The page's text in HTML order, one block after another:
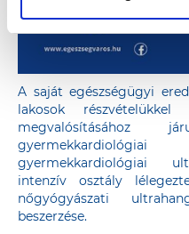
A saját egészségügyi
lakosok
megvalósításához
gyermekkardiológiai
intenzív osztály
nőgyógyászati
beszerzése.